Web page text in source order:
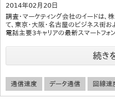
2014年02月20日
調査・マーケティング会社のイードは
て、東京・大阪・名古屋のビジネス街
電話主要3キャリアの最新スマートフ
続き
通信速度 データ通信 回線速